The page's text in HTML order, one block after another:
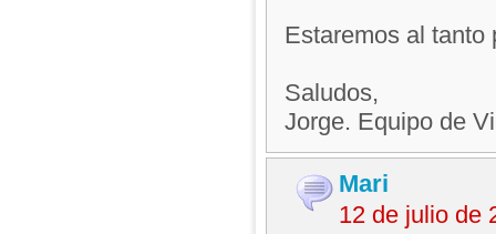
Estaremos al tanto
Saludos,
Jorge. Equipo de
Mari
12 de julio de